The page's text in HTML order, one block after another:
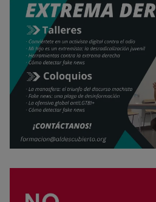
Rechazar cookies